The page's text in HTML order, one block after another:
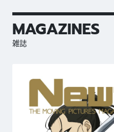
MAGAZINES
雑誌